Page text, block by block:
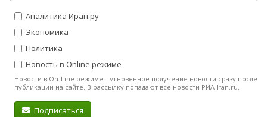
Аналитика Иран.ру
Экономика
Политика
Новость в Online режиме
Новости в On-Line режиме - мгновенное получение новости сразу после
публикации на сайте. В рассылку попадают все новости РИА Iran.ru.
Подписаться